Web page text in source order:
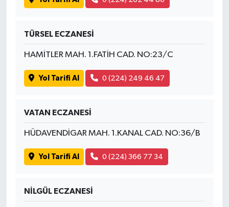
TÜRSEL ECZANESİ
HAMİTLER MAH. 1.FATİH CAD. NO:23/C
Yol Tarifi Al 0 (224) 249 46 47
VATAN ECZANESİ
HÜDAVENDİGAR MAH. 1.KANAL CAD. NO:36/B
Yol Tarifi Al 0 (224) 366 77 34
NİLGÜL ECZANESİ